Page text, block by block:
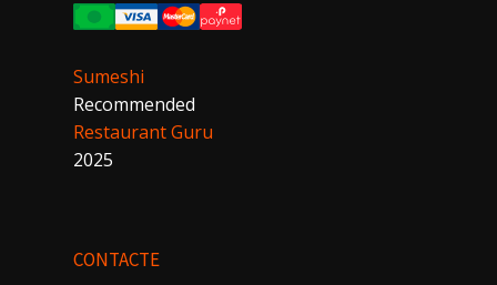
Sumeshi
Recommended
Restaurant Guru
2025
CONTACTE